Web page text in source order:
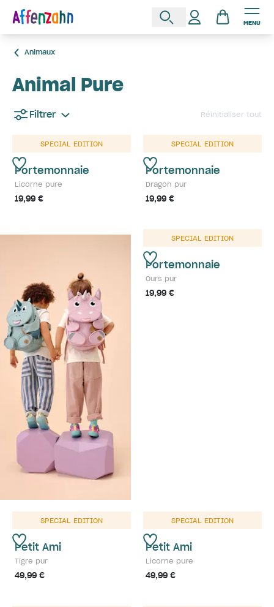
MENU
Animaux
Animal Pure
Filtrer Réinitialiser tout
SPECIAL EDITION
Portemonnaie
Licorne pure
19,99 €
SPECIAL EDITION
Portemonnaie
Dragon pur
19,99 €
SPECIAL EDITION
Portemonnaie
Ours pur
19,99 €
SPECIAL EDITION
Petit Ami
Tigre pur
49,99 €
SPECIAL EDITION
Petit Ami
Licorne pure
49,99 €